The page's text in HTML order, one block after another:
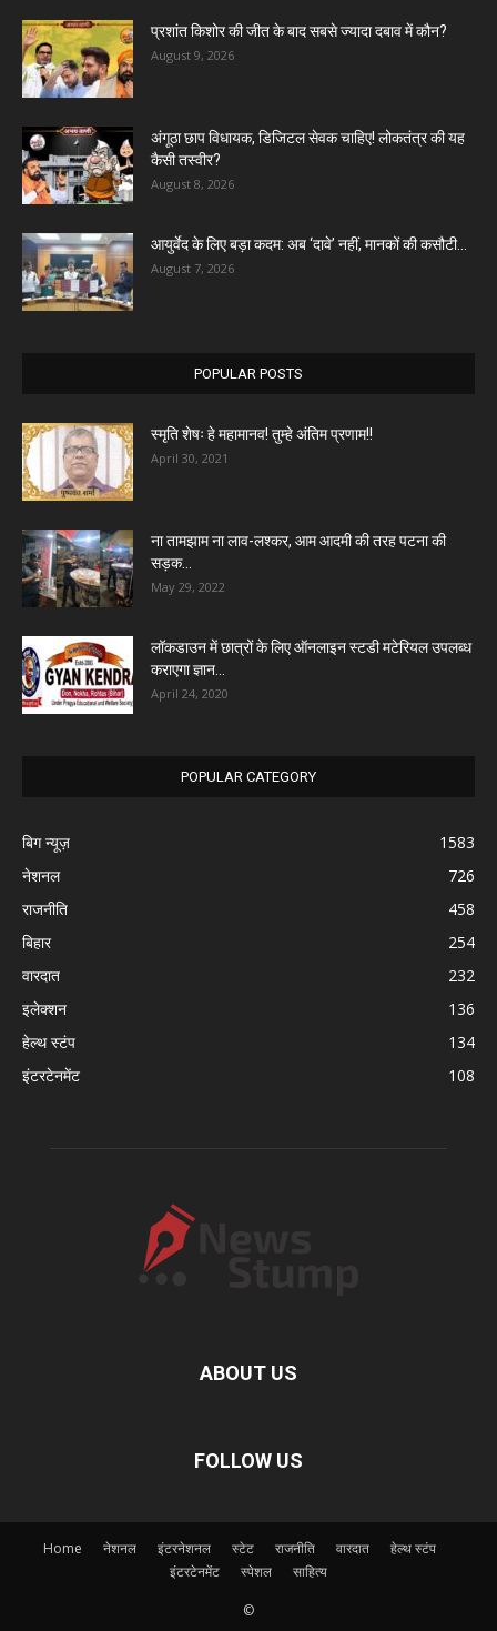
प्रशांत किशोर की जीत के बाद सबसे ज्यादा दबाव में कौन?
August 9, 2026
अंगूठा छाप विधायक, डिजिटल सेवक चाहिए! लोकतंत्र की यह
कैसी तस्वीर?
August 8, 2026
आयुर्वेद के लिए बड़ा कदम: अब ‘दावे’ नहीं, मानकों की कसौटी...
August 7, 2026
POPULAR POSTS
स्मृति शेषः हे महामानव! तुम्हे अंतिम प्रणाम!!
April 30, 2021
ना तामझाम ना लाव-लश्कर, आम आदमी की तरह पटना की
सड़क...
May 29, 2022
लॉकडाउन में छात्रों के लिए ऑनलाइन स्टडी मटेरियल उपलब्ध
कराएगा ज्ञान...
April 24, 2020
POPULAR CATEGORY
बिग न्यूज़
1583
नेशनल
726
राजनीति
458
बिहार
254
वारदात
232
इलेक्शन
136
हेल्थ स्टंप
134
इंटरटेनमेंट
108
ABOUT US
FOLLOW US
Home नेशनल इंटरनेशनल स्टेट राजनीति वारदात
हेल्थ स्टंप
इंटरटेनमेंट
स्पेशल साहित्य
©